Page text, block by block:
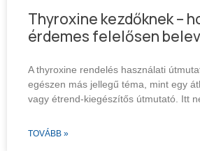
Thyroxine kezdőknek –
érdemes felelősen
A thyroxine rendelés használati
egészen más jellegű téma, mint egy
vagy étrend-kiegészítős útmutató. Itt
TOVÁBB »